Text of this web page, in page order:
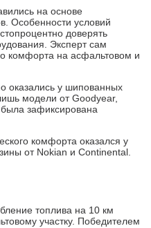
на основе
Особенности условий
доверять
Эксперт сам
комфорта на асфальтовом и
оказались у шипованных
модели от Goodyear,
зафиксирована
комфорта оказался у
от Nokian и Continental.
топлива на 10 км
участку. Победителем